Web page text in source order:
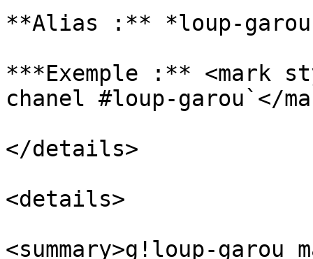
**Alias :** *loup-
***Exemple :** <mark
chanel #loup-garou`</
</details>
<details>
<summary>g!loup-